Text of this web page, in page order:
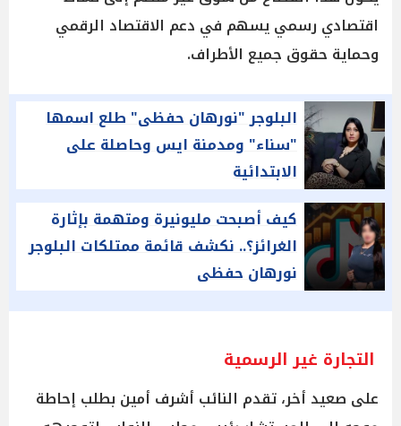
اقتصادي رسمي يسهم في دعم الاقتصاد الرقمي
وحماية حقوق جميع الأطراف.
البلوجر "نورهان حفظى" طلع اسمها
"سناء" ومدمنة ايس وحاصلة على
الابتدائية
كيف أصبحت مليونيرة ومتهمة بإثارة
الغرائز؟.. نكشف قائمة ممتلكات البلوجر
نورهان حفظى
التجارة غير الرسمية
على صعيد أخر، تقدم النائب أشرف أمين بطلب إحاطة